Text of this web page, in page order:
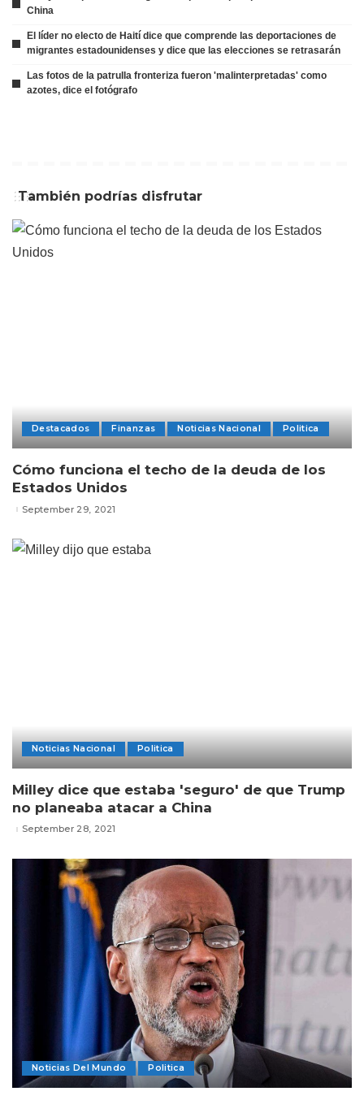
China
El líder no electo de Haití dice que comprende las deportaciones de
migrantes estadounidenses y dice que las elecciones se retrasarán
Las fotos de la patrulla fronteriza fueron 'malinterpretadas' como
azotes, dice el fotógrafo
También podrías disfrutar
Destacados Finanzas Noticias Nacional Politica
Cómo funciona el techo de la deuda de los
Estados Unidos
September 29, 2021
Noticias Nacional Politica
Milley dice que estaba 'seguro' de que Trump
no planeaba atacar a China
September 28, 2021
Noticias Del Mundo Politica